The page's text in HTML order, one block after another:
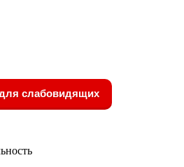
слабовидящих